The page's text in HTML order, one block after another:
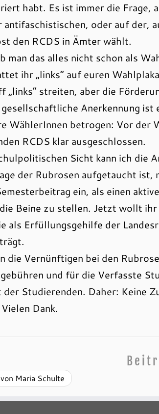
habt. Es ist immer die Frage,
oder auf der,
den RCDS in Ämter wählt.
man das alles nicht schon als
ihr „links“ auf euren
„links“ streiten, aber die
Anerkennung ist
WählerInnen betrogen: Vor der
RCDS klar ausgeschlossen.
Sicht kann ich die
der Rubrosen aufgetaucht
ein, als einen
Beine zu stellen. Jetzt wollt
als Erfüllungsgehilfe der
die Vernünftigen bei den
und für die Verfasste
Studierenden. Daher: Keine
Dank.
Maria Schulte